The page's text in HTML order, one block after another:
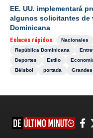
EE. UU. implementará
algunos solicitantes de
Dominicana
Enlaces rápidos: Nacionales
República Dominicana
Deportes
Estilo
Béisbol
portada